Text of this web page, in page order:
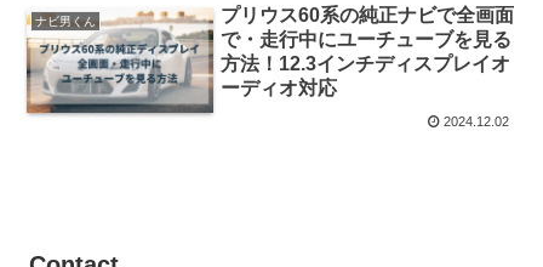
ナビ男くん
プリウス60系の純正ナビで全画面
で・走行中にユーチューブを見る
方法！12.3インチディスプレイオ
ーディオ対応
2024.12.02